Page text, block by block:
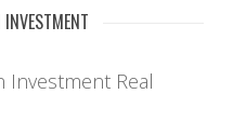
Investment Real